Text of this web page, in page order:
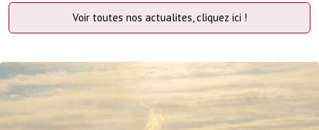
Voir toutes nos actualites, cliquez ici !